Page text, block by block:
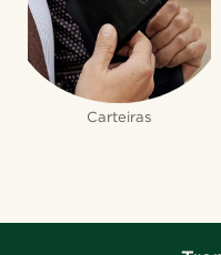
Carteiras